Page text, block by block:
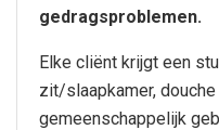
gedragsproblemen.
Elke cliënt krijgt een
zit/slaapkamer,
gemeenschappelijk